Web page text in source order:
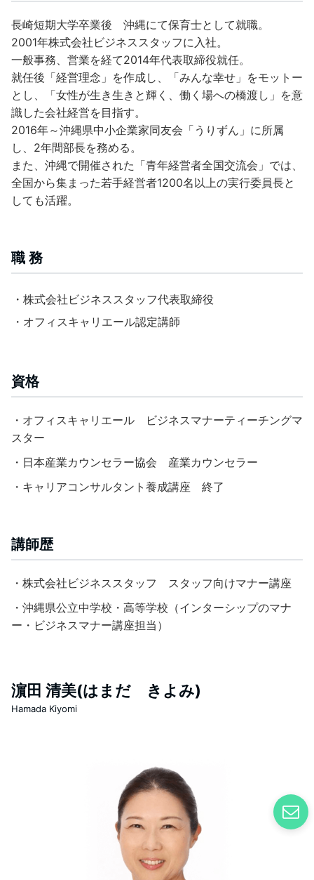
長崎短期大学卒業後 沖縄にて保育士として就職。
2001年株式会社ビジネススタッフに入社。
一般事務、営業を経て2014年代表取締役就任。
就任後「経営理念」を作成し、「みんな幸せ」をモットー
とし、「女性が生き生きと輝く、働く場への橋渡し」を意
識した会社経営を目指す。
2016年～沖縄県中小企業家同友会「うりずん」に所属
し、2年間部長を務める。
また、沖縄で開催された「青年経営者全国交流会」では、
全国から集まった若手経営者1200名以上の実行委員長と
しても活躍。
職 務
・株式会社ビジネススタッフ代表取締役
・オフィスキャリエール認定講師
資格
・オフィスキャリエール ビジネスマナーティーチングマ
スター
・日本産業カウンセラー協会 産業カウンセラー
・キャリアコンサルタント養成講座 終了
講師歴
・株式会社ビジネススタッフ スタッフ向けマナー講座
・沖縄県公立中学校・高等学校（インターシップのマナ
ー・ビジネスマナー講座担当）
濵田 清美(はまだ きよみ)
Hamada Kiyomi